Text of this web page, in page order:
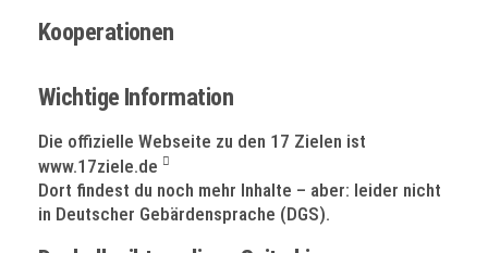
Kooperationen
Wichtige Information
Die offizielle Webseite zu den 17 Zielen ist
www.17ziele.de
Dort findest du noch mehr Inhalte – aber: leider nicht
in Deutscher Gebärdensprache (DGS).